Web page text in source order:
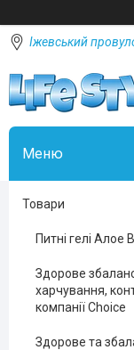
Іжевський
Товари
Питні гелі Алое
Здорове
харчування,
компанії Choice
Здорове та